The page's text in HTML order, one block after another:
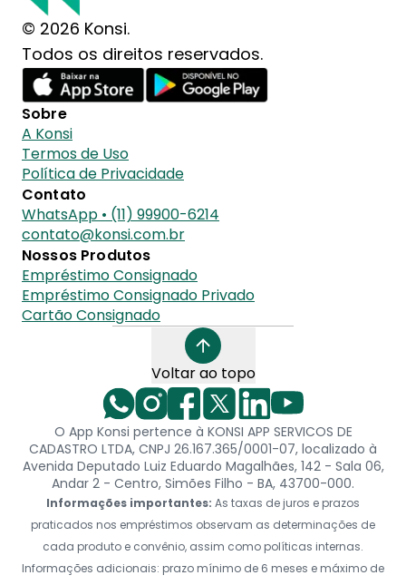
© 2026 Konsi.
Todos os direitos reservados.
Sobre
A Konsi
Termos de Uso
Política de Privacidade
Contato
WhatsApp • (11) 99900-6214
contato@konsi.com.br
Nossos Produtos
Empréstimo Consignado
Empréstimo Consignado Privado
Cartão Consignado
Voltar ao topo
O App Konsi pertence à KONSI APP SERVICOS DE
CADASTRO LTDA, CNPJ 26.167.365/0001-07, localizado à
Avenida Deputado Luiz Eduardo Magalhães, 142 - Sala 06,
Andar 2 - Centro, Simões Filho - BA, 43700-000.
Informações importantes: As taxas de juros e prazos
praticados nos empréstimos observam as determinações de
cada produto e convênio, assim como políticas internas.
Informações adicionais: prazo mínimo de 6 meses e máximo de